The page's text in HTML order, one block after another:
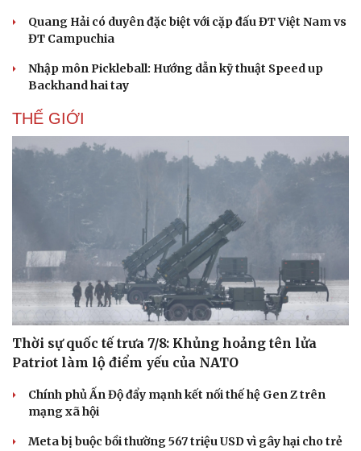
Âm nhạc
Di sản
Sao Việt
Quang Hải có duyên đặc biệt với cặp đấu ĐT Việt Nam vs
ĐT Campuchia
Nhập môn Pickleball: Hướng dẫn kỹ thuật Speed up
Backhand hai tay
THẾ GIỚI
Thời sự quốc tế trưa 7/8: Khủng hoảng tên lửa
Patriot làm lộ điểm yếu của NATO
Chính phủ Ấn Độ đẩy mạnh kết nối thế hệ Gen Z trên
mạng xã hội
Meta bị buộc bồi thường 567 triệu USD vì gây hại cho trẻ